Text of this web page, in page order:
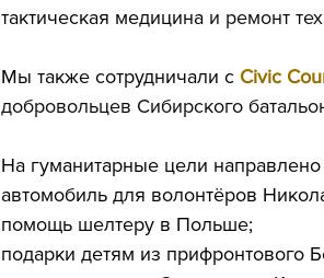
тактическая медицина и ремонт
Мы также сотрудничали с Civic
добровольцев Сибирского
На гуманитарные цели
автомобиль для волонтёров
помощь шелтеру в Польше;
подарки детям из прифронтового